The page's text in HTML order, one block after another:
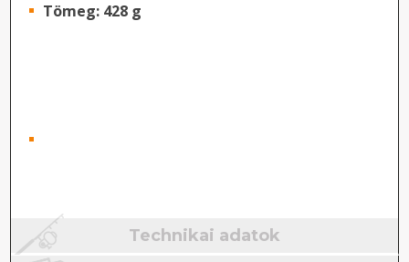
Tömeg: 428 g
Technikai adatok